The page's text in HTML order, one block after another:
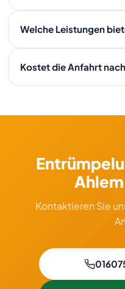
in Ahlem erhalten Sie ein
Rufen Sie an: 01607511353.
Da Ahlem ein Stadtteil von
innerhalb von 24 Stunden
ist ein Start am selben Tag
Welche Leistungen
In Ahlem bieten wir:
Wohnungsauflösung,
Schrottabholung, Ankauf
Kostet die Anfahrt
Kontaktieren Sie